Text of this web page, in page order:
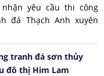
yêu cầu thi công
đá Thạch Anh xuyên
tranh đá sơn thủy
đô thị Him Lam